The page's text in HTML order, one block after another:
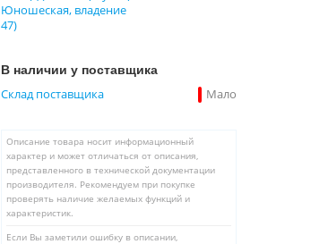
Юношеская, владение
47)
В наличии у поставщика
Склад поставщика Мало
Описание товара носит информационный
характер и может отличаться от описания,
представленного в технической документации
производителя. Рекомендуем при покупке
проверять наличие желаемых функций и
характеристик.
Если Вы заметили ошибку в описании,